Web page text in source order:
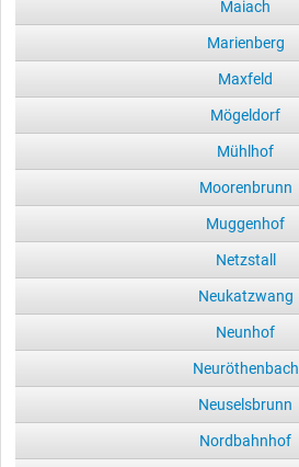
Maiach
Marienberg
Maxfeld
Mögeldorf
Mühlhof
Moorenbrunn
Muggenhof
Netzstall
Neukatzwang
Neunhof
Neuröthenbach
Neuselsbrunn
Nordbahnhof